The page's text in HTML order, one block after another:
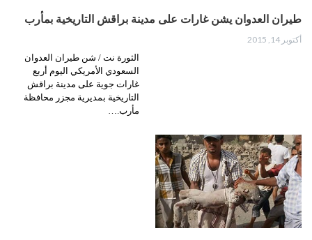
طيران العدوان يشن غارات على مدينة براقش التاريخية بمأرب
أكتوبر 14, 2015
الثورة نت / شن طيران العدوان
السعودي الأمريكي اليوم أربع
غارات جوية على مدينة براقش
التاريخية بمديرية مجزر محافظة
مأرب.…